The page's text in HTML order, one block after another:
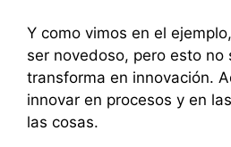
Y como vimos en el
ser novedoso, pero esto no
transforma en innovación.
innovar en procesos y en
las cosas.